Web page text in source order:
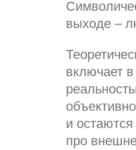
выходе –
включает
и
про